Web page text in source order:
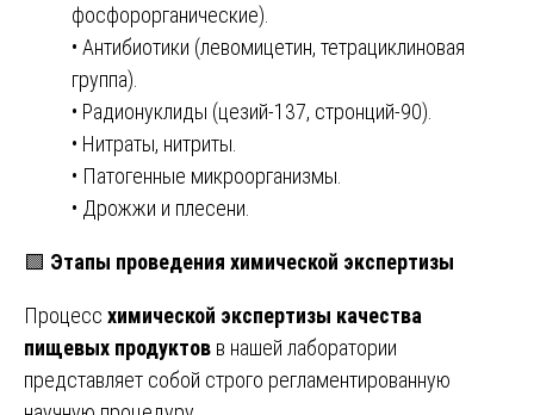
фосфорорганические).
• Антибиотики (левомицетин, тетрациклиновая
группа).
• Радионуклиды (цезий-137, стронций-90).
• Нитраты, нитриты.
• Патогенные микроорганизмы.
• Дрожжи и плесени.
🟩 Этапы проведения химической экспертизы
Процесс химической экспертизы качества
пищевых продуктов в нашей лаборатории
представляет собой строго регламентированную